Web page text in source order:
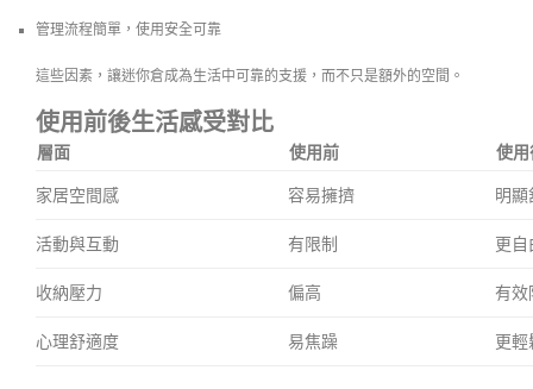
管理流程簡單，使用安全可靠
這些因素，讓迷你倉成為生活中可靠的支援，而不只是額外的空間。
使用前後生活感受對比
層面 使用前 使用
家居空間感 容易擁擠 明顯
活動與互動 有限制 更自
收納壓力 偏高 有效
心理舒適度 易焦躁 更輕